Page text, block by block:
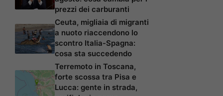
prezzi dei carburanti
Ceuta, migliaia di migranti
a nuoto riaccendono lo
scontro Italia-Spagna:
cosa sta succedendo
Terremoto in Toscana,
forte scossa tra Pisa e
Lucca: gente in strada,